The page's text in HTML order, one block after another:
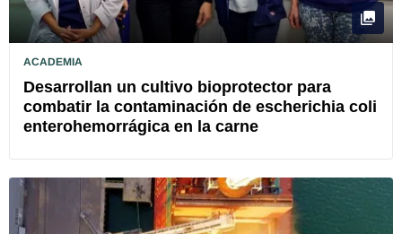
ACADEMIA
Desarrollan un cultivo bioprotector para
combatir la contaminación de escherichia coli
enterohemorrágica en la carne